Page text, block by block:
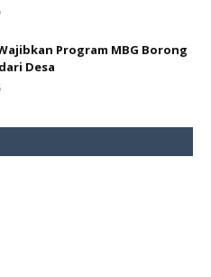
Program MBG Borong
Desa